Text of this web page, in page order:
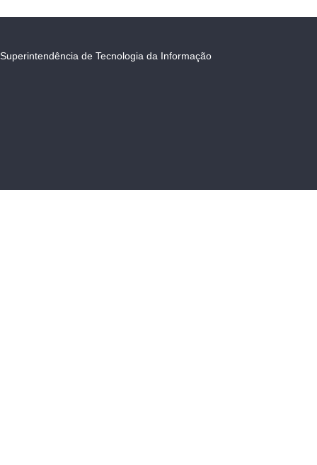
Superintendência de Tecnologia da Informação